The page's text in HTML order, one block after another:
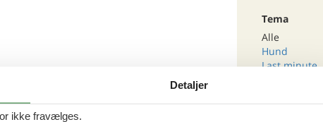
Tema
Alle
Hund
Last minute
Kategori
Detaljer
ikke fravælges.